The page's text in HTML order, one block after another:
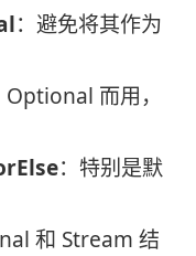
：避免将其作为
而用，
：特别是默
和 Stream 结